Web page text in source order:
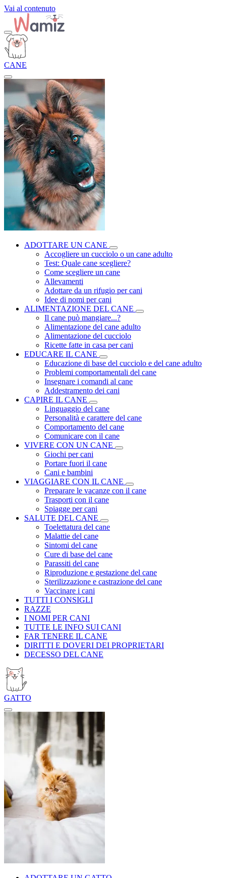
Vai al contenuto
CANE
ADOTTARE UN CANE
Accogliere un cucciolo o un cane adulto
Test: Quale cane scegliere?
Come scegliere un cane
Allevamenti
Adottare da un rifugio per cani
Idee di nomi per cani
ALIMENTAZIONE DEL CANE
Il cane può mangiare...?
Alimentazione del cane adulto
Alimentazione del cucciolo
Ricette fatte in casa per cani
EDUCARE IL CANE
Educazione di base del cucciolo e del cane adulto
Problemi comportamentali del cane
Insegnare i comandi al cane
Addestramento dei cani
CAPIRE IL CANE
Linguaggio del cane
Personalità e carattere del cane
Comportamento del cane
Comunicare con il cane
VIVERE CON UN CANE
Giochi per cani
Portare fuori il cane
Cani e bambini
VIAGGIARE CON IL CANE
Preparare le vacanze con il cane
Trasporti con il cane
Spiagge per cani
SALUTE DEL CANE
Toelettatura del cane
Malattie del cane
Sintomi del cane
Cure di base del cane
Parassiti del cane
Riproduzione e gestazione del cane
Sterilizzazione e castrazione del cane
Vaccinare i cani
TUTTI I CONSIGLI
RAZZE
I NOMI PER CANI
TUTTE LE INFO SUI CANI
FAR TENERE IL CANE
DIRITTI E DOVERI DEI PROPRIETARI
DECESSO DEL CANE
GATTO